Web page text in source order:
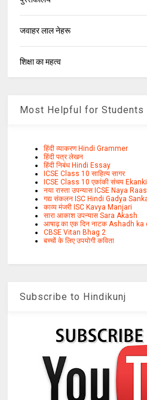
जवाहर लाल नेहरू
शिक्षा का महत्व
Most Helpful for Students
हिंदी व्याकरण Hindi Grammer
हिंदी पत्र लेखन
हिंदी निबंध Hindi Essay
ICSE Class 10 साहित्य सागर
ICSE Class 10 एकांकी संचय
नया रास्ता उपन्यास ICSE Naya
गद्य संकलन ISC Hindi Gadya
काव्य मंजरी ISC Kavya Manjari
सारा आकाश उपन्यास Sara Akash
आषाढ़ का एक दिन नाटक Ashadh ka
CBSE Vitan Bhag 2
बच्चों के लिए उपयोगी कविता
Subscribe to Hindikunj